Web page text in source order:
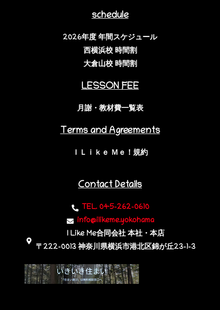
Contact Details
TEL. 045-262-0610
info@ilikeme.yokohama
I Like Me合同会社 本社・本店
〒222-0013 神奈川県横浜市港北区錦が丘23-1-3​
schedule
2026年度 年間スケジュール
西横浜校 時間割
大倉山校 時間割
LESSON FEE
月謝・教材費一覧表
Terms and Agreements
ＩＬｉｋｅ Ｍｅ！規約